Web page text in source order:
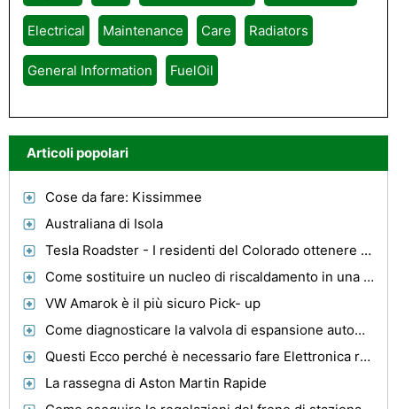
Electrical Maintenance Care Radiators
General Information FuelOil
Articoli popolari
Cose da fare: Kissimmee
Australiana di Isola
Tesla Roadster - I residenti del Colorado ottenere offerte incredibili
Come sostituire un nucleo di riscaldamento in una Ford Taurus
VW Amarok è il più sicuro Pick- up
Come diagnosticare la valvola di espansione automatica A /C Probe
Questi Ecco perché è necessario fare Elettronica recensioni prima di acquistare Alcune
La rassegna di Aston Martin Rapide